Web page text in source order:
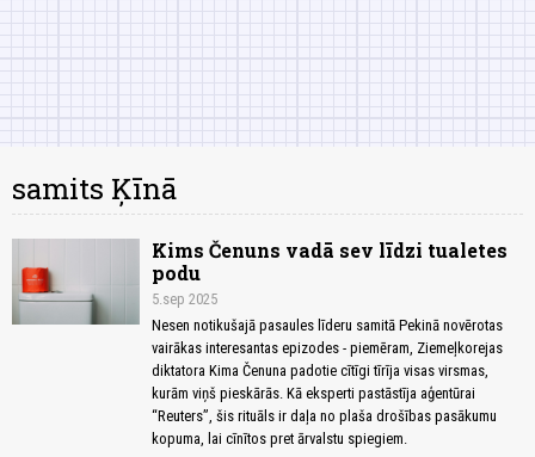
samits Ķīnā
Kims Čenuns vadā sev līdzi tualetes
podu
5.sep 2025
Nesen notikušajā pasaules līderu samitā Pekinā novērotas
vairākas interesantas epizodes - piemēram, Ziemeļkorejas
diktatora Kima Čenuna padotie cītīgi tīrīja visas virsmas,
kurām viņš pieskārās. Kā eksperti pastāstīja aģentūrai
“Reuters”, šis rituāls ir daļa no plaša drošības pasākumu
kopuma, lai cīnītos pret ārvalstu spiegiem.